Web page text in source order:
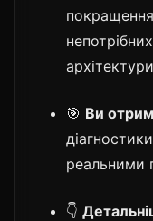
архітектури
🎯 Ви
реальними
👇